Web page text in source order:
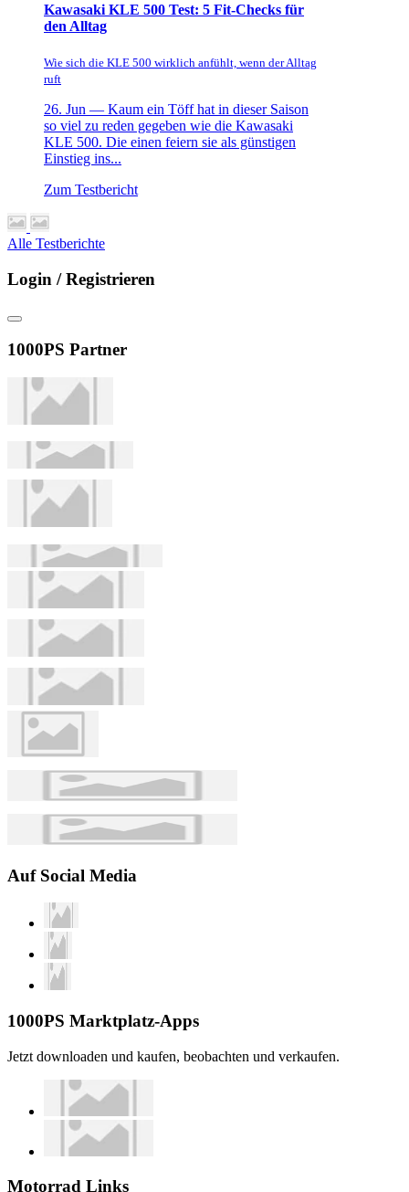
Kawasaki KLE 500 Test: 5 Fit-Checks für
den Alltag
Wie sich die KLE 500 wirklich anfühlt, wenn der Alltag
ruft
26. Jun — Kaum ein Töff hat in dieser Saison
so viel zu reden gegeben wie die Kawasaki
KLE 500. Die einen feiern sie als günstigen
Einstieg ins...
Zum Testbericht
Alle Testberichte
Login / Registrieren
1000PS Partner
Auf Social Media
1000PS Marktplatz-Apps
Jetzt downloaden und kaufen, beobachten und verkaufen.
Motorrad Links